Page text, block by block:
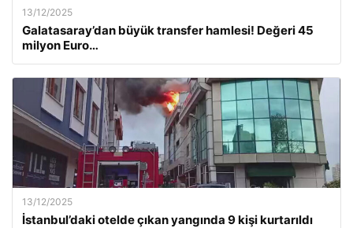
13/12/2025
Galatasaray’dan büyük transfer hamlesi! Değeri 45
milyon Euro…
13/12/2025
İstanbul’daki otelde çıkan yangında 9 kişi kurtarıldı